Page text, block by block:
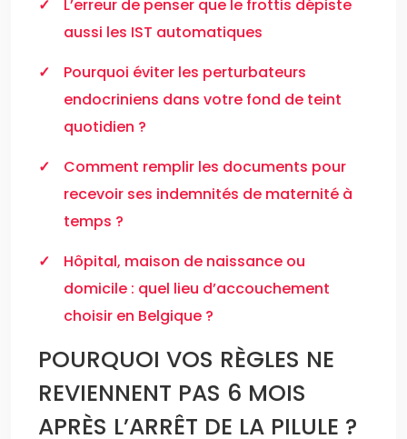
L’erreur de penser que le frottis dépiste
aussi les IST automatiques
Pourquoi éviter les perturbateurs
endocriniens dans votre fond de teint
quotidien ?
Comment remplir les documents pour
recevoir ses indemnités de maternité à
temps ?
Hôpital, maison de naissance ou
domicile : quel lieu d’accouchement
choisir en Belgique ?
POURQUOI VOS RÈGLES NE
REVIENNENT PAS 6 MOIS
APRÈS L’ARRÊT DE LA PILULE ?